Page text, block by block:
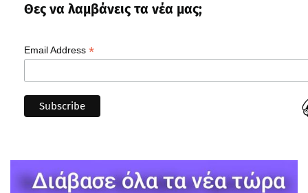
Θες να λαμβάνεις τα νέα μας;
Email Address *